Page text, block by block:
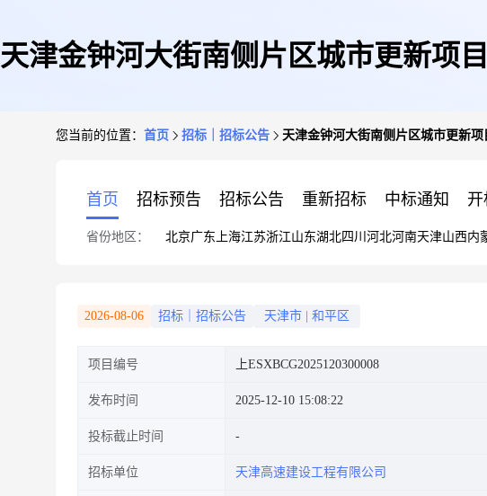
天津金钟河大街南侧片区城市更新项
您当前的位置： 首页 招标｜招标公告 天津金钟河大街南侧片区城市更新
首页 招标预告 招标公告 重新招标 中标通知 开
省份地区： 北京广东 上海江苏浙江山东湖北四川 河北河南天津山西内
2026-08-06 招标｜招标公告 天津市 和平区
项目编号 上ESXBCG2025120300008
发布时间 2025-12-10 15:08:22
投标截止时间
招标单位 天津高速建设工程有限公司